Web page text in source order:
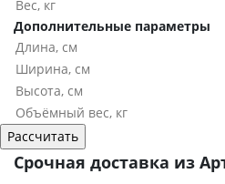
Дополнительные параметры
Срочная доставка из